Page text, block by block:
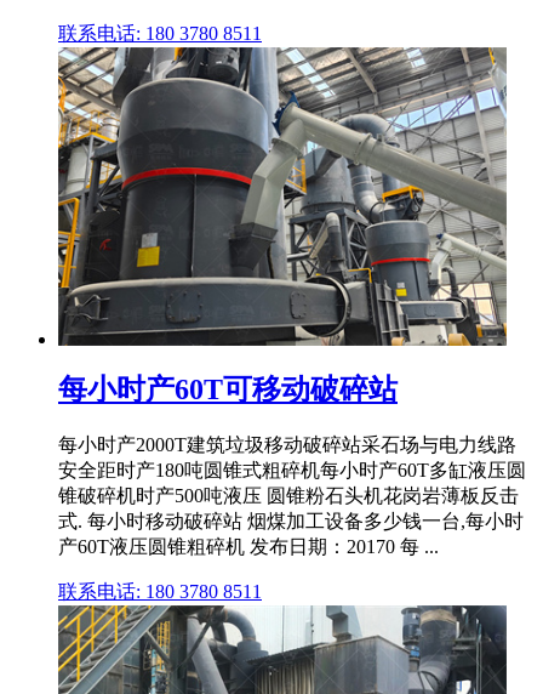
联系电话: 180 3780 8511
每小时产60T可移动破碎站
每小时产2000T建筑垃圾移动破碎站采石场与电力线路
安全距时产180吨圆锥式粗碎机每小时产60T多缸液压圆
锥破碎机时产500吨液压 圆锥粉石头机花岗岩薄板反击
式. 每小时移动破碎站 烟煤加工设备多少钱一台,每小时
产60T液压圆锥粗碎机 发布日期：20170 每 ...
联系电话: 180 3780 8511